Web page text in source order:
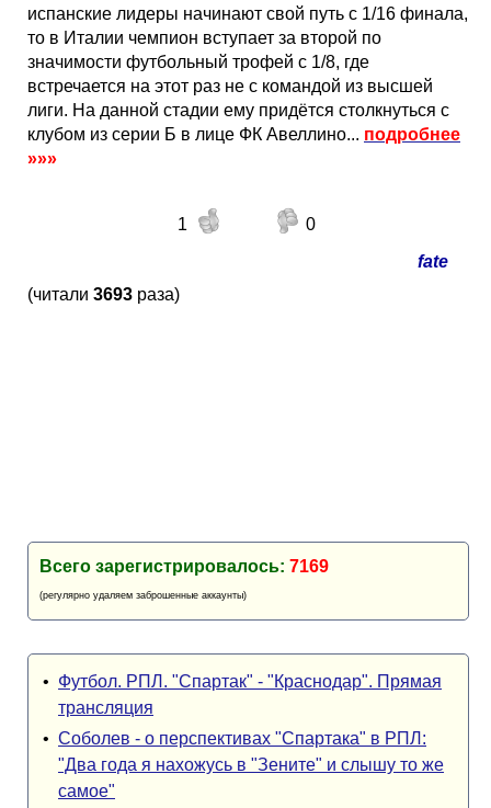
испанские лидеры начинают свой путь с 1/16 финала,
то в Италии чемпион вступает за второй по
значимости футбольный трофей с 1/8, где
встречается на этот раз не с командой из высшей
лиги. На данной стадии ему придётся столкнуться с
клубом из серии Б в лице ФК Авеллино... подробнее
»»»
1
0
fate
(читали 3693 раза)
Всего зарегистрировалось: 7169
(регулярно удаляем заброшенные аккаунты)
• Футбол. РПЛ. "Спартак" - "Краснодар". Прямая
трансляция
• Соболев - о перспективах "Спартака" в РПЛ:
"Два года я нахожусь в "Зените" и слышу то же
самое"